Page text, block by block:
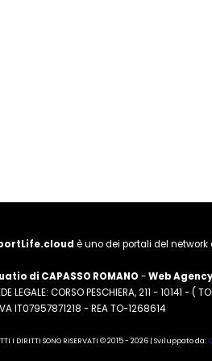
è uno dei portali del network
di CAPASSO ROMANO -Web
LEGALE: CORSO PESCHIERA, 211 - 10141 - (
IT07957871218 - REA TO-1268614
I DIRITTI SONO RISERVATI © 2015 - 2026 | Sviluppato da: